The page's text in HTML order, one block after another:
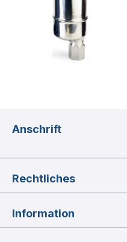
Anschrift
Rechtliches
Information